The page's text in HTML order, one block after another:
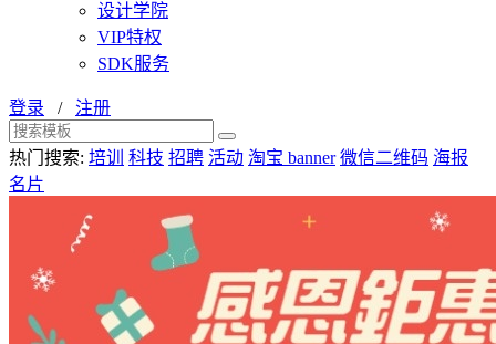
设计学院
VIP特权
SDK服务
登录 / 注册
热门搜索: 培训 科技 招聘 活动 淘宝 banner 微信二维码 海报
名片